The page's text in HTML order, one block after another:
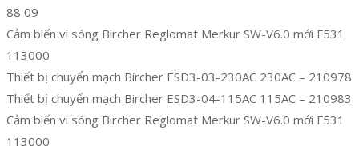
88 09
Cảm biến vi sóng Bircher Reglomat Merkur SW-V6.0 mới F531
113000
Thiết bị chuyển mạch Bircher ESD3-03-230AC 230AC – 210978
Thiết bị chuyển mạch Bircher ESD3-04-115AC 115AC – 210983
Cảm biến vi sóng Bircher Reglomat Merkur SW-V6.0 mới F531
113000